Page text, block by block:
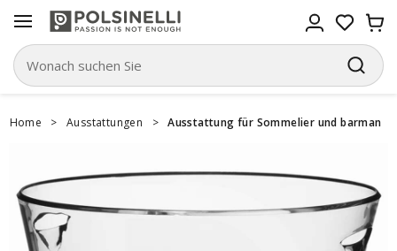
Home > Ausstattungen > Ausstattung für Sommelier und barman